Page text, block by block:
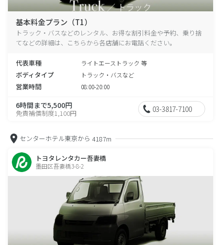
基本料金プラン（T1）
トラック・バスなどのレンタル、お得な割引料金や予約、乗り捨
てなどの詳細は、こちらから各店舗にお電話ください。
代表車種 ライトエーストラック 等
ボディタイプ トラック・バスなど
営業時間 08:00-20:00
6時間まで5,500円
免責補償制度1,100円 03-3817-7100
センターホテル東京から 4187m
トヨタレンタカー吾妻橋
墨田区吾妻橋3-8-2